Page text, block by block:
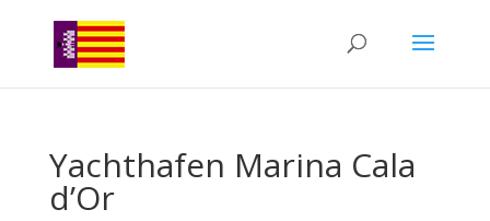
Yachthafen Marina Cala
d’Or